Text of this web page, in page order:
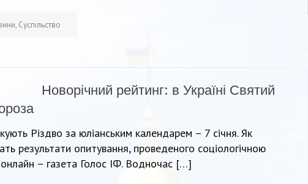
, Суспільство
Новорічний рейтинг: в Україні Святий
Різдво за юліанським календарем – 7 січня. Як
результати опитування, проведеного соціологічною
– газета Голос ІФ. Водночас […]